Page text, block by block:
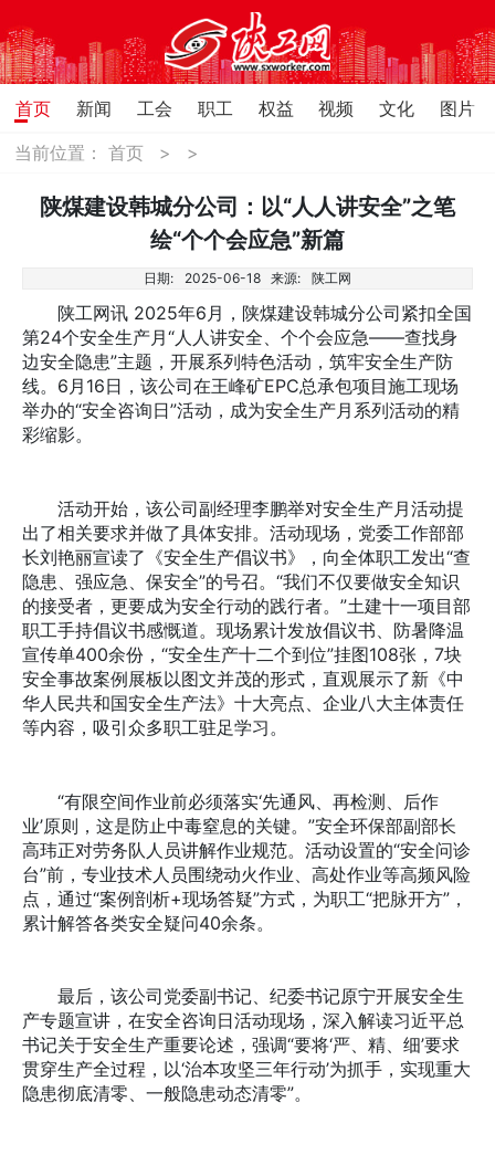
首页 新闻 工会 职工 权益 视频 文化
图片
当前位置：首页 > >
陕煤建设韩城分公司：以“人人讲安全”之笔
绘“个个会应急”新篇
日期: 2025-06-18 来源: 陕工网
陕工网讯 2025年6月，陕煤建设韩城分公司紧扣全国
第24个安全生产月“人人讲安全、个个会应急——查找身
边安全隐患”主题，开展系列特色活动，筑牢安全生产防
线。6月16日，该公司在王峰矿EPC总承包项目施工现场
举办的“安全咨询日”活动，成为安全生产月系列活动的精
彩缩影。
活动开始，该公司副经理李鹏举对安全生产月活动提
出了相关要求并做了具体安排。活动现场，党委工作部部
长刘艳丽宣读了《安全生产倡议书》，向全体职工发出“查
隐患、强应急、保安全”的号召。“我们不仅要做安全知识
的接受者，更要成为安全行动的践行者。”土建十一项目部
职工手持倡议书感慨道。现场累计发放倡议书、防暑降温
宣传单400余份，“安全生产十二个到位”挂图108张，7块
安全事故案例展板以图文并茂的形式，直观展示了新《中
华人民共和国安全生产法》十大亮点、企业八大主体责任
等内容，吸引众多职工驻足学习。
“有限空间作业前必须落实‘先通风、再检测、后作
业’原则，这是防止中毒窒息的关键。”安全环保部副部长
高玮正对劳务队人员讲解作业规范。活动设置的“安全问诊
台”前，专业技术人员围绕动火作业、高处作业等高频风险
点，通过“案例剖析+现场答疑”方式，为职工“把脉开方”，
累计解答各类安全疑问40余条。
最后，该公司党委副书记、纪委书记原宁开展安全生
产专题宣讲，在安全咨询日活动现场，深入解读习近平总
书记关于安全生产重要论述，强调“要将‘严、精、细’要求
贯穿生产全过程，以‘治本攻坚三年行动’为抓手，实现重大
隐患彻底清零、一般隐患动态清零”。